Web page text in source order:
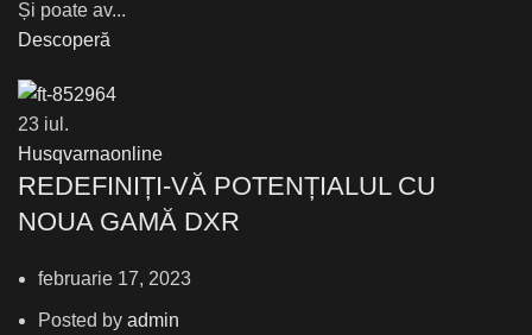
Și poate av...
Descoperă
23 iul.
Husqvarnaonline
REDEFINIȚI-VĂ POTENȚIALUL CU
NOUA GAMĂ DXR
februarie 17, 2023
Posted by admin